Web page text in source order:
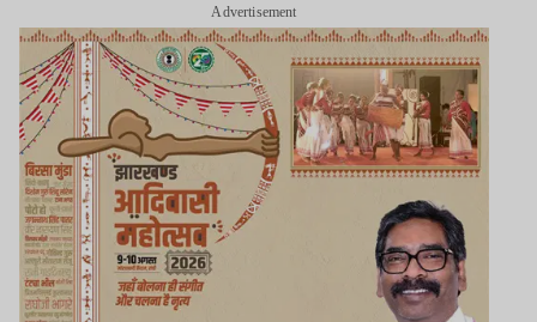
Advertisement